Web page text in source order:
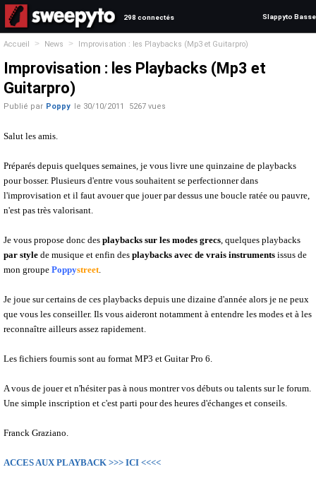
298 connectés Slappyto Basse
Accueil > News > Improvisation : les Playbacks (Mp3 et Guitarpro)
Improvisation : les Playbacks (Mp3 et
Guitarpro)
Publié par Poppy le 30/10/2011 5267 vues
Salut les amis.
Préparés depuis quelques semaines, je vous livre une quinzaine de playbacks
pour bosser. Plusieurs d'entre vous souhaitent se perfectionner dans
l'improvisation et il faut avouer que jouer par dessus une boucle ratée ou pauvre,
n'est pas très valorisant.
Je vous propose donc des playbacks sur les modes grecs, quelques playbacks
par style de musique et enfin des playbacks avec de vrais instruments issus de
mon groupe Poppystreet.
Je joue sur certains de ces playbacks depuis une dizaine d'année alors je ne peux
que vous les conseiller. Ils vous aideront notamment à entendre les modes et à les
reconnaître ailleurs assez rapidement.
Les fichiers fournis sont au format MP3 et Guitar Pro 6.
A vous de jouer et n'hésiter pas à nous montrer vos débuts ou talents sur le forum.
Une simple inscription et c'est parti pour des heures d'échanges et conseils.
Franck Graziano.
ACCES AUX PLAYBACK >>> ICI <<<<